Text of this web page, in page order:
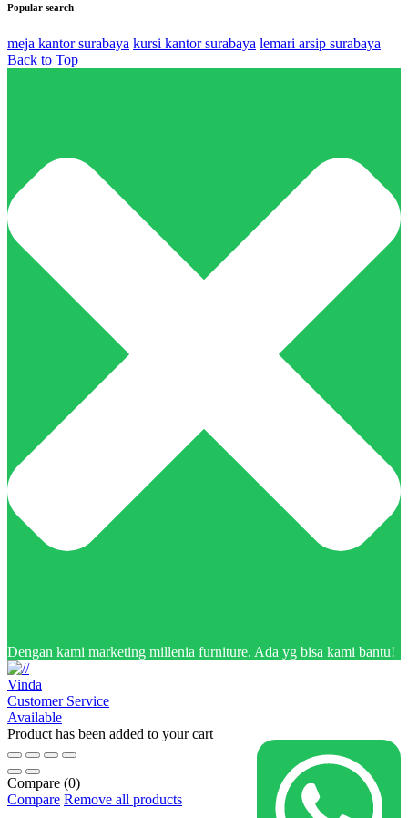
Popular search
meja kantor surabaya kursi kantor surabaya lemari arsip surabaya
Back to Top
Dengan kami marketing millenia furniture. Ada yg bisa kami bantu!
Vinda
Customer Service
Available
Product has been added to your cart
Compare (0)
Compare Remove all products